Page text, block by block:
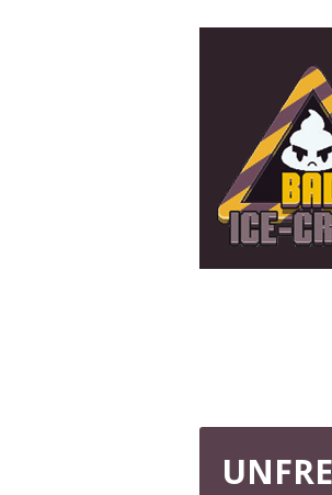
Avaliação
Qual é o seu
acha que tem o
JOGUE